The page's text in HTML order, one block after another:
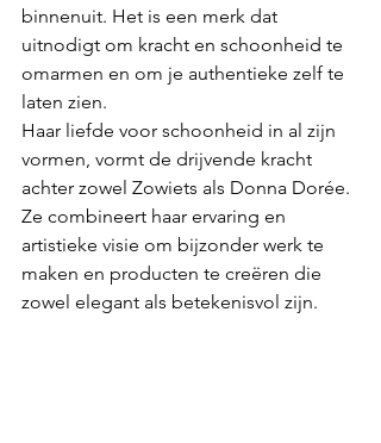
binnenuit. Het is een merk dat
uitnodigt om kracht en schoonheid te
omarmen en om je authentieke zelf te
laten zien.
Haar liefde voor schoonheid in al zijn
vormen, vormt de drijvende kracht
achter zowel Zowiets als Donna Dorée.
Ze combineert haar ervaring en
artistieke visie om bijzonder werk te
maken en producten te creëren die
zowel elegant als betekenisvol zijn.